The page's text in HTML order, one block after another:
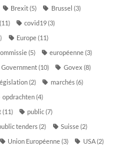
Brexit(5) Brussel (3)
covid19(3)
Europe(11)
(5) européenne(3)
Government(10) Govex (8)
législation(2) marchés(6)
opdrachten(4)
(11) public(7)
tenders(2) Suisse(2)
Union Européenne(3) USA(2)